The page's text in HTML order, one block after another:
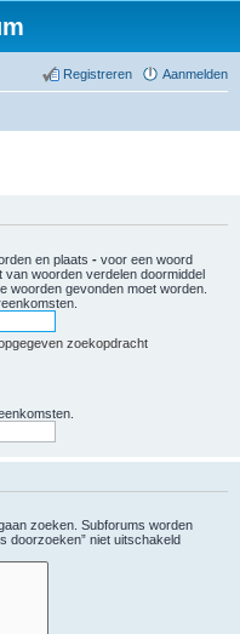
Aanmelden
Registreren
en plaats - voor een woord
woorden verdelen doormiddel
woorden gevonden moet worden.
zoekopdracht
zoeken. Subforums worden
doorzoeken” niet uitschakeld